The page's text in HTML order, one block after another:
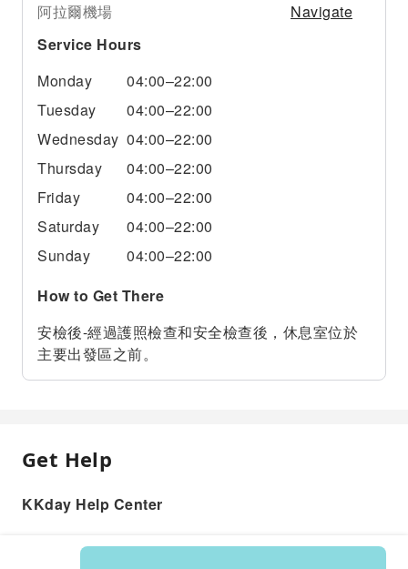
阿拉爾機場
Navigate
Service Hours
Monday
04:00–22:00
Tuesday
04:00–22:00
Wednesday 04:00–22:00
Thursday
04:00–22:00
Friday
04:00–22:00
Saturday
04:00–22:00
Sunday
04:00–22:00
How to Get There
安檢後-經過護照檢查和安全檢查後，休息室位於
主要出發區之前。
Get Help
KKday Help Center